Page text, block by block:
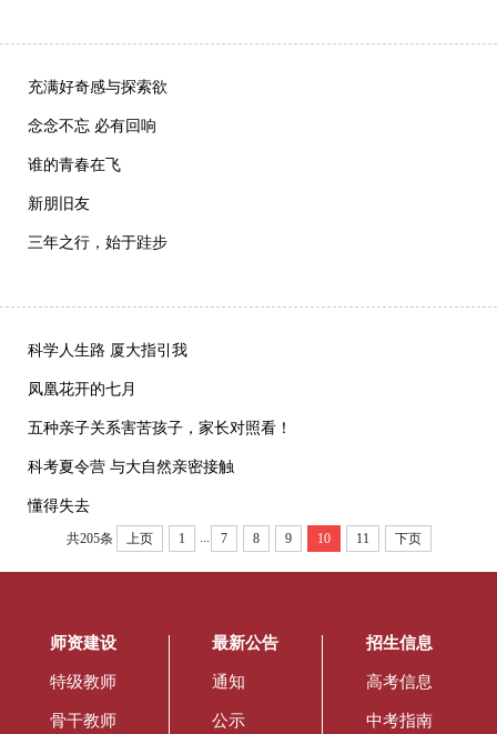
充满好奇感与探索欲
念念不忘 必有回响
谁的青春在飞
新朋旧友
三年之行，始于跬步
科学人生路 厦大指引我
凤凰花开的七月
五种亲子关系害苦孩子，家长对照看！
科考夏令营 与大自然亲密接触
懂得失去
共205条 上页 1 7 8 9 10 11 下页
师资建设
特级教师
骨干教师
最新公告
通知
公示
招生信息
高考信息
中考指南